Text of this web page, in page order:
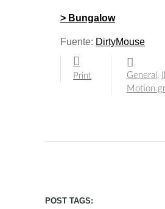
> Bungalow
Fuente: DirtyMouse
Print General ,
Motion
POST TAGS: